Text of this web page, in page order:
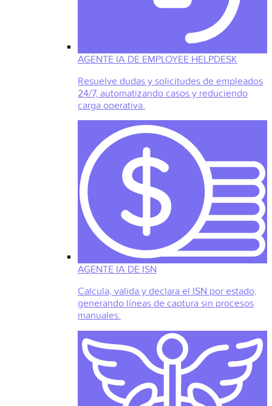
AGENTE IA DE EMPLOYEE HELPDESK
Resuelve dudas y solicitudes de empleados
24/7, automatizando casos y reduciendo
carga operativa.
AGENTE IA DE ISN
Calcula, valida y declara el ISN por estado,
generando líneas de captura sin procesos
manuales.